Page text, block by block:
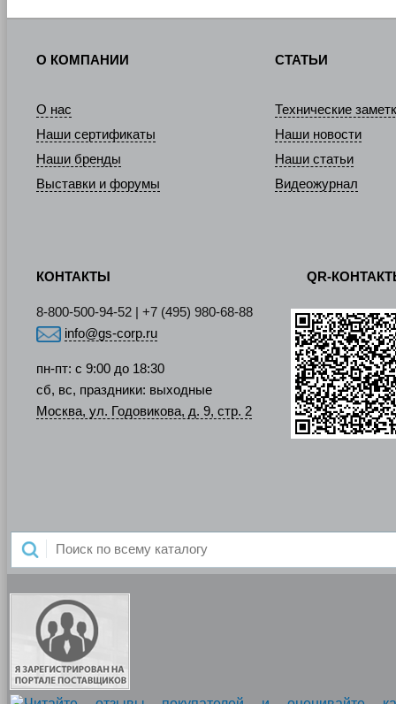
О КОМПАНИИ
О нас
Наши сертификаты
Наши бренды
Выставки и форумы
СТАТЬИ
Технические
Наши новости
Наши статьи
Видеожурнал
КОНТАКТЫ
8-800-500-94-52 | +7 (495) 980-68-88
info@gs-corp.ru
пн-пт: с 9:00 до 18:30
сб, вс, праздники: выходные
Москва, ул. Годовикова, д. 9, стр. 2
QR-